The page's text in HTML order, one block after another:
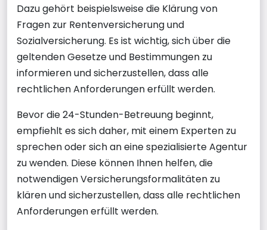
Dazu gehört beispielsweise die Klärung von
Fragen zur Rentenversicherung und
Sozialversicherung. Es ist wichtig, sich über die
geltenden Gesetze und Bestimmungen zu
informieren und sicherzustellen, dass alle
rechtlichen Anforderungen erfüllt werden.
Bevor die 24-Stunden-Betreuung beginnt,
empfiehlt es sich daher, mit einem Experten zu
sprechen oder sich an eine spezialisierte Agentur
zu wenden. Diese können Ihnen helfen, die
notwendigen Versicherungsformalitäten zu
klären und sicherzustellen, dass alle rechtlichen
Anforderungen erfüllt werden.